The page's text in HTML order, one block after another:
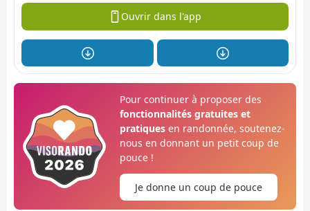
Ouvrir dans l'app
Pour continuer à proposer des
fonctionnalités gratuites et
pratiquesen randonnée, soutenez-
nous en donnant un petit coup de
pouce !
Je donne un coup de pouce